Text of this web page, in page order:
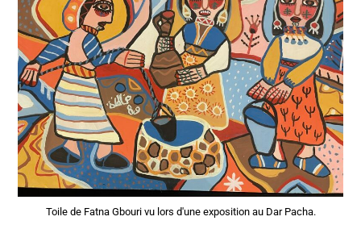
Toile de Fatna Gbouri vu lors d'une exposition au Dar Pacha.